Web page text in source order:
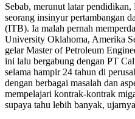
Sebab, merunut latar
seorang insinyur pertambangan
(ITB). Ia malah pernah
University Oklahoma, Amerika
gelar Master of Petroleum
ini lalu bergabung dengan PT
selama hampir 24 tahun di
dengan berbagai masalah dan
mempelajari kontrak-kontrak
supaya tahu lebih banyak,